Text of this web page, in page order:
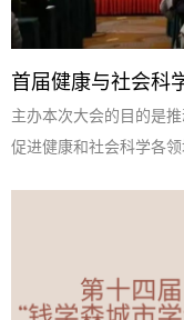
首届健康与社会科
主办本次大会的目的是
促进健康和社会科学各领